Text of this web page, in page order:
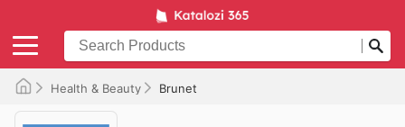
Health & Beauty Brunet